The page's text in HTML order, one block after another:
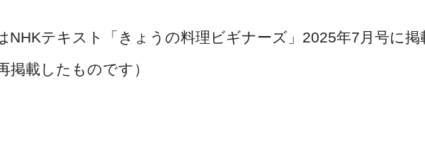
NHKテキスト「きょうの料理ビギナーズ」2025年7月号に掲
掲載したものです）